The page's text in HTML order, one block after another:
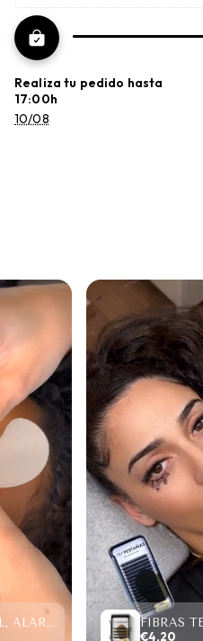
Realiza tu pedido hasta
17:00h
10/08
BOOSTER 15ML, ALARGA RETENCIÓN/ACELERA SECADO.
€4,20